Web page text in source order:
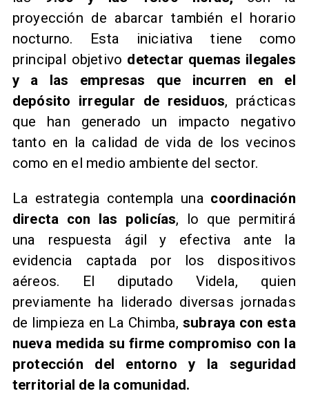
proyección de abarcar también el horario
nocturno. Esta iniciativa tiene como
principal objetivo detectar quemas ilegales
y a las empresas que incurren en el
depósito irregular de residuos, prácticas
que han generado un impacto negativo
tanto en la calidad de vida de los vecinos
como en el medio ambiente del sector.
La estrategia contempla una coordinación
directa con las policías, lo que permitirá
una respuesta ágil y efectiva ante la
evidencia captada por los dispositivos
aéreos. El diputado Videla, quien
previamente ha liderado diversas jornadas
de limpieza en La Chimba, subraya con esta
nueva medida su firme compromiso con la
protección del entorno y la seguridad
territorial de la comunidad.